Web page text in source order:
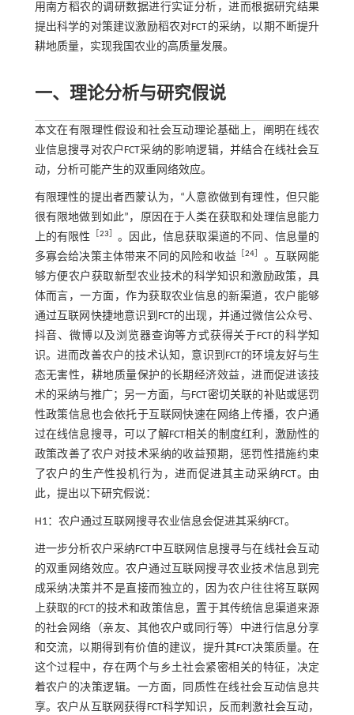
用南方稻农的调研数据进行实证分析，进而根据研究结果
提出科学的对策建议激励稻农对FCT的采纳，以期不断提升
耕地质量，实现我国农业的高质量发展。
一、理论分析与研究假说
本文在有限理性假设和社会互动理论基础上，阐明在线农
业信息搜寻对农户FCT采纳的影响逻辑，并结合在线社会互
动，分析可能产生的双重网络效应。
有限理性的提出者西蒙认为，“人意欲做到有理性，但只能
很有限地做到如此”，原因在于人类在获取和处理信息能力
上的有限性
23
。因此，信息获取渠道的不同、信息量的
多寡会给决策主体带来不同的风险和收益 ［24
。互联网能
够方便农户获取新型农业技术的科学知识和激励政策，具
体而言，一方面，作为获取农业信息的新渠道，农户能够
通过互联网快捷地意识到FCT的出现，并通过微信公众号、
抖音、微博以及浏览器查询等方式获得关于FCT的科学知
识。进而改善农户的技术认知，意识到FCT的环境友好与生
态无害性，耕地质量保护的长期经济效益，进而促进该技
术的采纳与推广；另一方面，与FCT密切关联的补贴或惩罚
性政策信息也会依托于互联网快速在网络上传播，农户通
过在线信息搜寻，可以了解FCT相关的制度红利，激励性的
政策改善了农户对技术采纳的收益预期，惩罚性措施约束
了农户的生产性投机行为，进而促进其主动采纳FCT。由
此，提出以下研究假说：
H1：农户通过互联网搜寻农业信息会促进其采纳FCT。
进一步分析农户采纳FCT中互联网信息搜寻与在线社会互动
的双重网络效应。农户通过互联网搜寻农业技术信息到完
成采纳决策并不是直接而独立的，因为农户往往将互联网
上获取的FCT的技术和政策信息，置于其传统信息渠道来源
的社会网络（亲友、其他农户或同行等）中进行信息分享
和交流，以期得到有价值的建议，提升其FCT决策质量。在
这个过程中，存在两个与乡土社会紧密相关的特征，决定
着农户的决策逻辑。一方面，同质性在线社会互动信息共
享。农户从互联网获得FCT科学知识，反而刺激社会互动，